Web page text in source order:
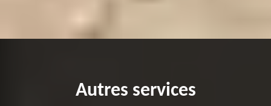
Autres services